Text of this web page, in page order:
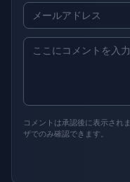
コメントは承認後に表示され
ザでのみ確認できます。